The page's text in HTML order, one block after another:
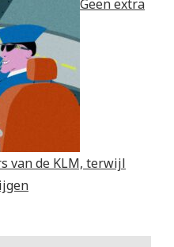
Geen extra
van de KLM, terwijl